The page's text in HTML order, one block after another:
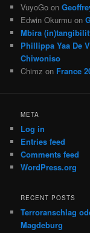
VuyoGo on
Edwin Okurmu on
Mbira
Phillippa Yaa De
Chiwoniso
Chimz on France
META
Log in
Entries feed
Comments feed
WordPress.org
RECENT POSTS
Terroranschlag
Magdeburg